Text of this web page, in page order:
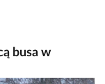
busa w